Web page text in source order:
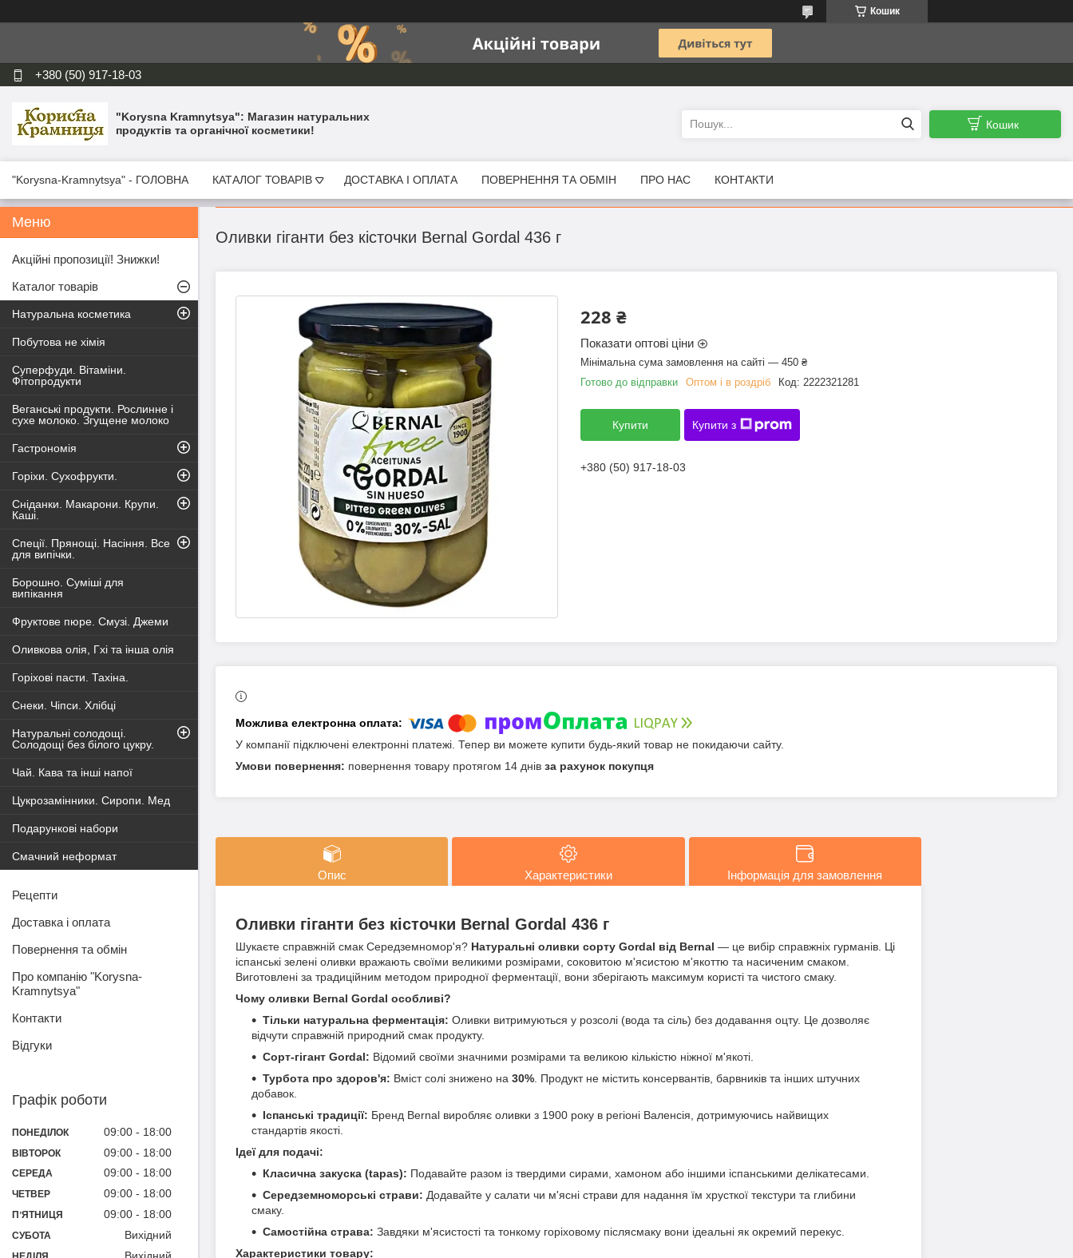
Кошик
+380 (50) 917-18-03
"Korysna Kramnytsya": Магазин натуральних
продуктів та органічної косметики!
Кошик
"Korysna-Kramnytsya" - ГОЛОВНА КАТАЛОГ ТОВАРІВ ДОСТАВКА І ОПЛАТА ПОВЕРНЕННЯ ТА ОБМІН ПРО НАС КОНТАКТИ
Оливки гіганти без кісточки Bernal Gordal 436 г
228 ₴
Показати оптові ціни
Мінімальна сума замовлення на сайті — 450 ₴
Готово до відправки
Оптом і в роздріб Код: 2222321281
Купити Купити з
+380 (50) 917-18-03
У компанії підключені електронні платежі. Тепер ви можете купити будь-який товар не покидаючи сайту.
повернення товару протягом 14 днів за рахунок покупця
Опис Характеристики Інформація для замовлення
Оливки гіганти без кісточки Bernal Gordal 436 г
Шукаєте справжній смак Середземномор'я? Натуральні оливки сорту Gordal від Bernal — це вибір справжніх гурманів. Ці
іспанські зелені оливки вражають своїми великими розмірами, соковитою м'ясистою м'якоттю та насиченим смаком.
Виготовлені за традиційним методом природної ферментації, вони зберігають максимум користі та чистого смаку.
Чому оливки Bernal Gordal особливі?
Тільки натуральна ферментація: Оливки витримуються у розсолі (вода та сіль) без додавання оцту. Це дозволяє
відчути справжній природний смак продукту.
Сорт-гігант Gordal: Відомий своїми значними розмірами та великою кількістю ніжної м'якоті.
Турбота про здоров'я: Вміст солі знижено на 30% . Продукт не містить консервантів, барвників та інших штучних
добавок.
Іспанські традиції: Бренд Bernal виробляє оливки з 1900 року в регіоні Валенсія, дотримуючись найвищих
стандартів якості.
Ідеї для подачі:
Класична закуска (tapas): Подавайте разом із твердими сирами, хамоном або іншими іспанськими делікатесами.
Середземноморські страви: Додавайте у салати чи м'ясні страви для надання їм хрусткої текстури та глибини
смаку.
Самостійна страва: Завдяки м'ясистості та тонкому горіховому післясмаку вони ідеальні як окремий перекус.
Характеристики товару:
Акційні пропозиції! Знижки!
Каталог товарів
Натуральна косметика
Побутова не хімія
Суперфуди. Вітаміни.
Фітопродукти
Веганські продукти. Рослинне і
сухе молоко. Згущене молоко
Гастрономія
Горіхи. Сухофрукти.
Сніданки. Макарони. Крупи.
Каші.
Спеції. Прянощі. Насіння. Все
для випічки.
Борошно. Суміші для
випікання
Фруктове пюре. Смузі. Джеми
Оливкова олія, Гхі та інша олія
Горіхові пасти. Тахіна.
Снеки. Чіпси. Хлібці
Натуральні солодощі.
Солодощі без білого цукру.
Чай. Кава та інші напої
Цукрозамінники. Сиропи. Мед
Подарункові набори
Смачний неформат
Рецепти
Доставка і оплата
Повернення та обмін
Про компанію "Korysna-
Kramnytsya"
Контакти
Відгуки
Графік роботи
ПОНЕДІЛОК 09:00 18:00
ВІВТОРОК 09:00 18:00
СЕРЕДА 09:00 18:00
ЧЕТВЕР 09:00 18:00
ПʼЯТНИЦЯ 09:00 18:00
СУБОТА Вихідний
Вихідний